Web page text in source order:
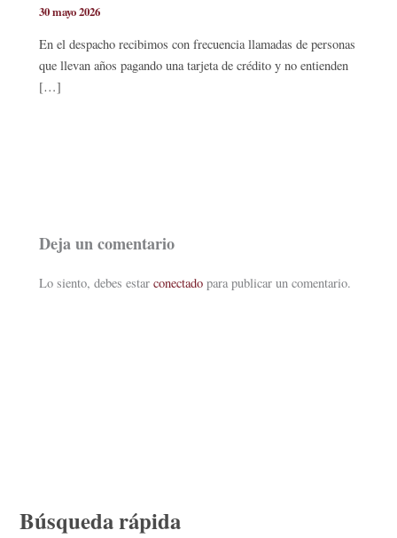
30 mayo 2026
En el despacho recibimos con frecuencia llamadas de personas
que llevan años pagando una tarjeta de crédito y no entienden
[…]
Deja un comentario
Lo siento, debes estarconectado para publicar un comentario.
Búsqueda rápida